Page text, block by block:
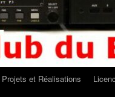
Projets et Réalisations